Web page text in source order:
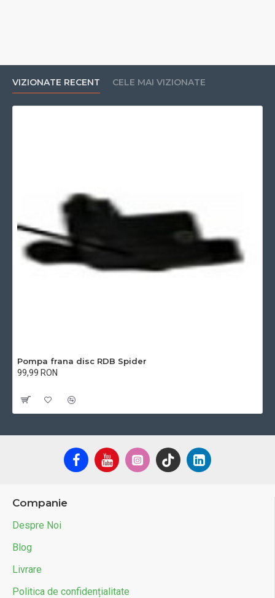
VIZIONATE RECENT CELE MAI VIZIONATE
Pompa frana disc RDB Spider
99,99 RON
Companie
Despre Noi
Blog
Livrare
Politica de confidențialitate